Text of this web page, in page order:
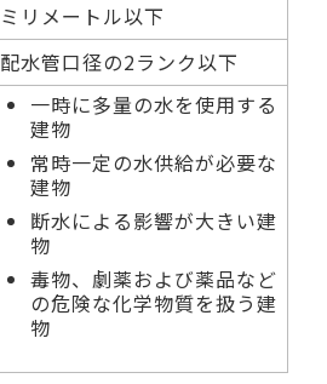
ミリメートル以下
配水管口径の2ランク以下
一時に多量の水を使用する
建物
常時一定の水供給が必要な
建物
断水による影響が大きい建
物
毒物、劇薬および薬品など
の危険な化学物質を扱う建
物